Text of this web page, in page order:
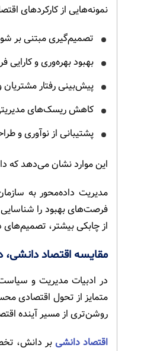
نمونه‌هایی از کارکردهای
تصمیم‌گیری مبتنی بر
بهبود بهره‌وری و کارایی
پیش‌بینی رفتار مشتریان و
کاهش ریسک‌های
پشتیبانی از نوآوری و
این موارد نشان می‌دهد که
مدیریت داده‌محور به
فرصت‌های بهبود را شناسایی
از چابکی بیشتر، تصمیم‌های
مقایسه اقتصاد دانشی،
در ادبیات مدیریت و
متمایز از تحول اقتصادی
روشن‌تری از مسیر آینده
اقتصاد دانشیبر دانش،